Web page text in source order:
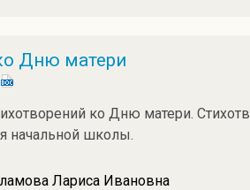
Дню матери
ко Дню матери.
начальной школы.
Лариса Ивановна